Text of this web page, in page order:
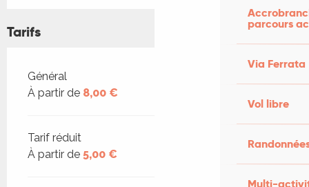
parcours
Via Ferrata
Vol libre
Multi-
Tarifs
Tarifs 2026
Général
À partir de 8,00 €
Tarif réduit
À partir de 5,00 €